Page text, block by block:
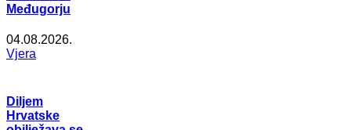
Međugorju
04.08.2026.
Vjera
Diljem
Hrvatske